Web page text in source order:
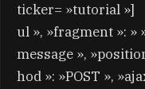
ticker= »tutorial »]
ul », »fragment »: »
message »,
hod »: »POST »,